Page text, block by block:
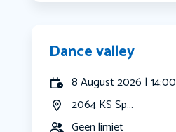
Dance valley
8 August 2026 | 14:00
2064 KS Sp...
Geen limiet